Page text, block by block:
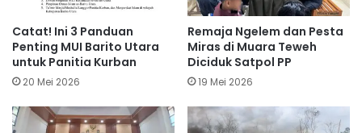
Catat! Ini 3 Panduan
Penting MUI Barito Utara
untuk Panitia Kurban
20 Mei 2026
Remaja Ngelem dan Pesta
Miras di Muara Teweh
Diciduk Satpol PP
19 Mei 2026